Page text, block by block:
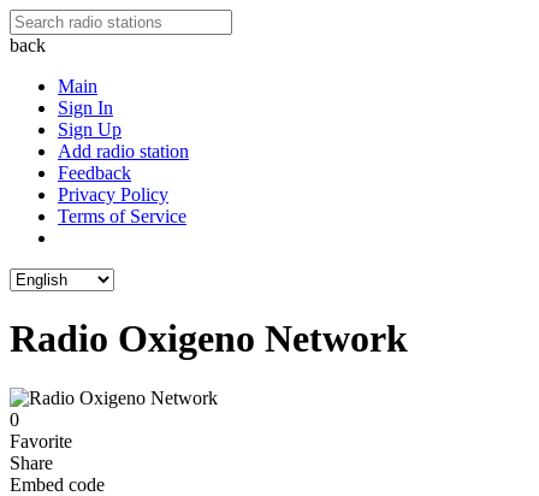
back
Main
Sign In
Sign Up
Add radio station
Feedback
Privacy Policy
Terms of Service
Radio Oxigeno Network
0
Favorite
Share
Embed code